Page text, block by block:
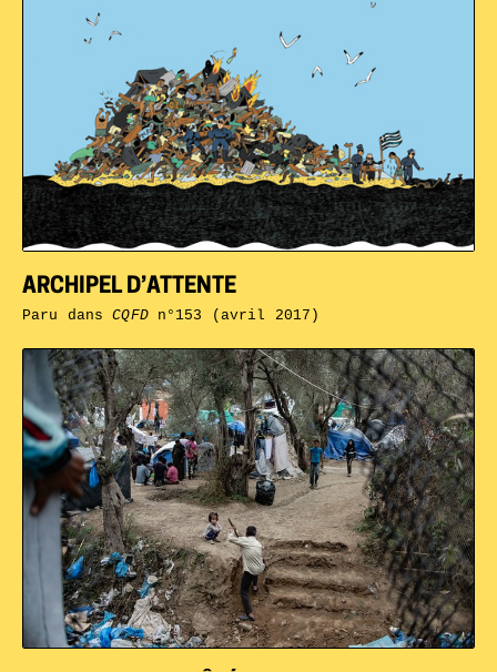
ARCHIPEL D’ATTENTE
Paru dansCQFDn°153 (avril 2017)